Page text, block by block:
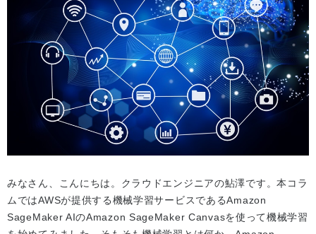
みなさん、こんにちは。クラウドエンジニアの鮎澤です。本コラ
ムではAWSが提供する機械学習サービスであるAmazon
SageMaker AIのAmazon SageMaker Canvasを使って機械学習